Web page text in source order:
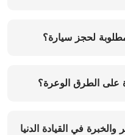
لحجز سيارة؟
على الطرق الوعرة؟
في القيادة الدنيا